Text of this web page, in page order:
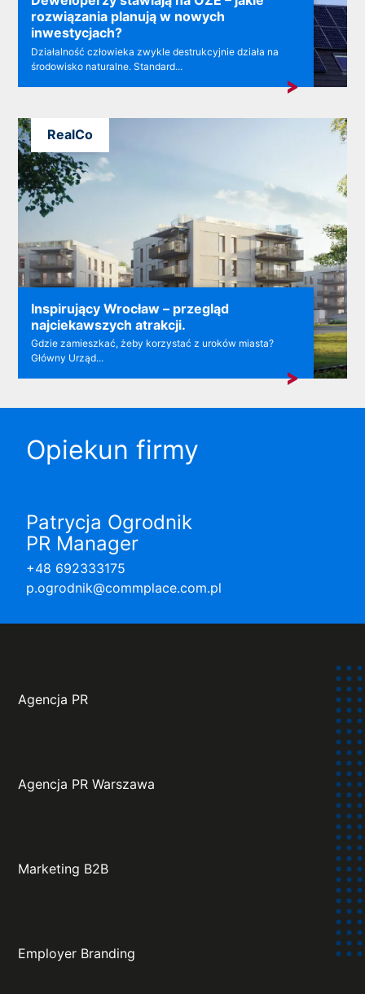
rozwiązania planują w nowych
inwestycjach?
Działalność człowieka zwykle destrukcyjnie działa na
środowisko naturalne. Standard...
Inspirujący Wrocław – przegląd
najciekawszych atrakcji.
Gdzie zamieszkać, żeby korzystać z uroków miasta?
Główny Urząd...
RealCo
Opiekun firmy
Patrycja Ogrodnik
PR Manager
+48 692333175
p.ogrodnik@commplace.com.pl
Agencja PR
Agencja PR Warszawa
Marketing B2B
Employer Branding